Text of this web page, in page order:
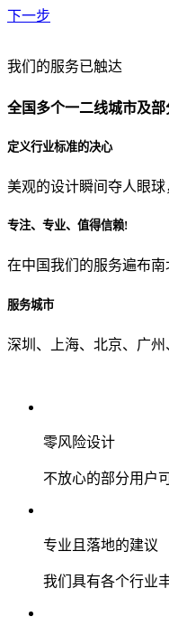
下一步
贵公司预算范围是？
贵公司的团队规模是？
从哪里了解到我们？
我们的服务已触达
全国多个一二线城市及
定义行业标准的决心
美观的设计瞬间夺人眼
专注、专业、值得信赖!
在中国我们的服务遍布南
服务城市
深圳、上海、北京、广
零风险设计
不放心的部分用户
专业且落地的建议
我们具有各个行业